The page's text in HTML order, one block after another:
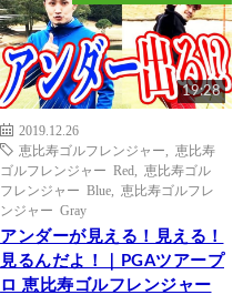
19:28
2019.12.26
恵比寿ゴルフレンジャー
恵比寿
ゴルフレンジャー Red
恵比寿ゴル
フレンジャー Blue
恵比寿ゴルフレ
ンジャー Gray
アンダーが見える！見える！
見るんだよ！｜PGAツアープ
ロ 恵比寿ゴルフレンジャー